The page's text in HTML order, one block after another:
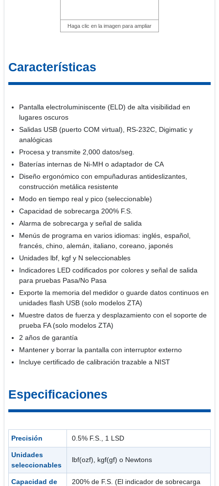
Haga clic en la imagen para ampliar
Características
Pantalla electroluminiscente (ELD) de alta visibilidad en
lugares oscuros
Salidas USB (puerto COM virtual), RS-232C, Digimatic y
analógicas
Procesa y transmite 2,000 datos/seg.
Baterías internas de Ni-MH o adaptador de CA
Diseño ergonómico con empuñaduras antideslizantes,
construcción metálica resistente
Modo en tiempo real y pico (seleccionable)
Capacidad de sobrecarga 200% F.S.
Alarma de sobrecarga y señal de salida
Menús de programa en varios idiomas: inglés, español,
francés, chino, alemán, italiano, coreano, japonés
Unidades lbf, kgf y N seleccionables
Indicadores LED codificados por colores y señal de salida
para pruebas Pasa/No Pasa
Exporte la memoria del medidor o guarde datos continuos en
unidades flash USB (solo modelos ZTA)
Muestre datos de fuerza y desplazamiento con el soporte de
prueba FA (solo modelos ZTA)
2 años de garantía
Mantener y borrar la pantalla con interruptor externo
Incluye certificado de calibración trazable a NIST
Especificaciones
Precisión 0.5% F.S., 1 LSD
Unidades
seleccionables
lbf(ozf), kgf(gf) o Newtons
Capacidad de
200% de F.S. (El indicador de sobrecarga